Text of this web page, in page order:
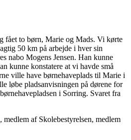
fået to børn, Marie og Mads. Vi kørte
50 km på arbejde i hver sin
nabo Mogens Jensen. Han kunne
kunne konstatere at vi havde små
ville have børnehaveplads til Marie i
løbe pladsanvisningen på dørene for
i Sorring. Svaret fra
af Skolebestyrelsen, medlem